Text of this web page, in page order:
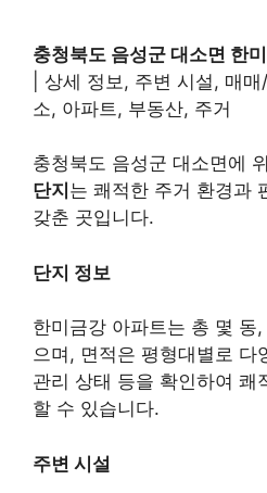
충청북도 음성군 대소면 한
| 상세 정보, 주변 시설, 매
소, 아파트, 부동산, 주거
충청북도 음성군 대소면에
단지 는 쾌적한 주거 환경과
갖춘 곳입니다.
단지 정보
한미금강 아파트는 총 몇 동
으며, 면적은 평형대별로 다
관리 상태 등을 확인하여 쾌
할 수 있습니다.
주변 시설